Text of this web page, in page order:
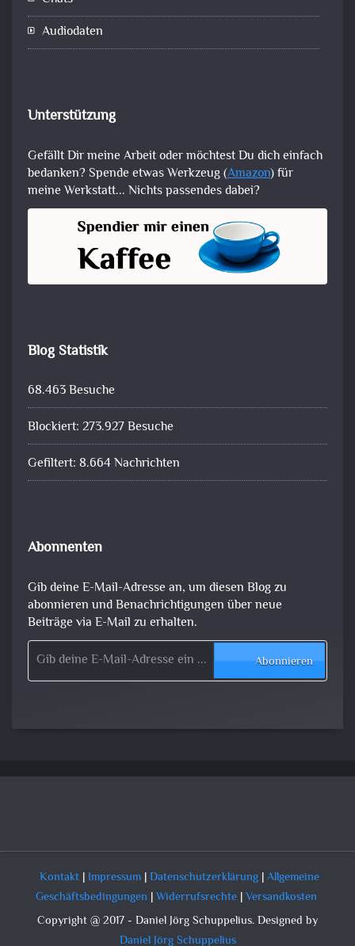
Audiodaten
Unterstützung
Gefällt Dir meine Arbeit oder möchtest Du dich einfach
bedanken? Spende etwas Werkzeug (Amazon) für
meine Werkstatt... Nichts passendes dabei?
Blog Statistik
68.463 Besuche
Blockiert: 273.927 Besuche
Gefiltert: 8.664 Nachrichten
Abonnenten
Gib deine E-Mail-Adresse an, um diesen Blog zu
abonnieren und Benachrichtigungen über neue
Beiträge via E-Mail zu erhalten.
Gib deine E-Mail-Adresse ein ...
Abonnieren
Kontakt| Impressum|Datenschutzerklärung|Allgemeine
Geschäftsbedingungen |Widerrufsrechte|Versandkosten
Copyright @ 2017 - Daniel Jörg Schuppelius. Designed by
Daniel Jörg Schuppelius